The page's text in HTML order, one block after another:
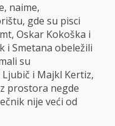
naime,
gde su pisci
Oskar Kokoška i
i Smetana obeležili
su
i Majkl Kertiz,
prostora negde
nije veći od